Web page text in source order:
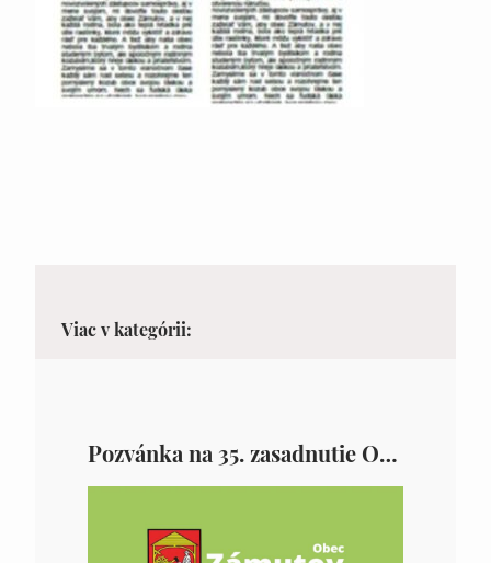
Viac v kategórii:
Pozvánka na 35. zasadnutie OZ v Zámutove